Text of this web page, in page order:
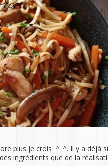
plus je crois ^_^. Il y a déjà
ingrédients que de la